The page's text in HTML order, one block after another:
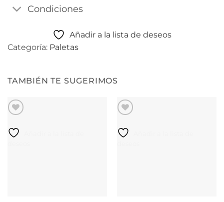
Condiciones
Añadir a la lista de deseos
Categoría: Paletas
TAMBIÉN TE SUGERIMOS